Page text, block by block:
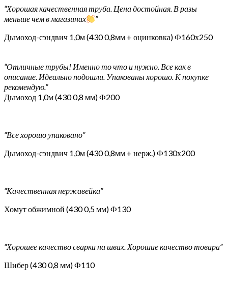
“Хорошая качественная труба. Цена достойная. В разы
меньше чем в магазинах
”
Дымоход-сэндвич 1,0м (430 0,8мм + оцинковка) Ф160х250
“Отличные трубы! Именно то что и нужно. Все как в
описание. Идеально подошли. Упакованы хорошо. К покупке
рекомендую.”
Дымоход 1,0м (430 0,8 мм) Ф200
“Все хорошо упаковано”
Дымоход-сэндвич 1,0м (430 0,8мм + нерж.) Ф130х200
“Качественная нержавейка”
Хомут обжимной (430 0,5 мм) Ф130
“Хорошее качество сварки на швах. Хорошие качество товара”
Шибер (430 0,8 мм) Ф110